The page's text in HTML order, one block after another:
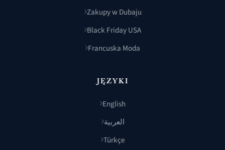
Zakupy w Dubaju
Black Friday USA
Francuska Moda
JĘZYKI
English
العربية
Türkçe